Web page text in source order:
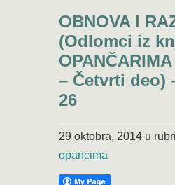
OBNOVA I
(Odlomci iz
– Četvrti deo)
26
29 oktobra, 2014 u
opancima